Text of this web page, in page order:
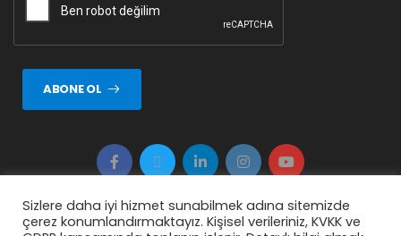
ABONE OL
Sizlere daha iyi hizmet sunabilmek adına sitemizde
çerez konumlandırmaktayız. Kişisel verileriniz, KVKK ve